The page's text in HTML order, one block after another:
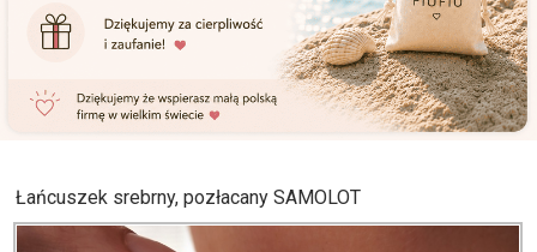
Łańcuszek srebrny, pozłacany SAMOLOT